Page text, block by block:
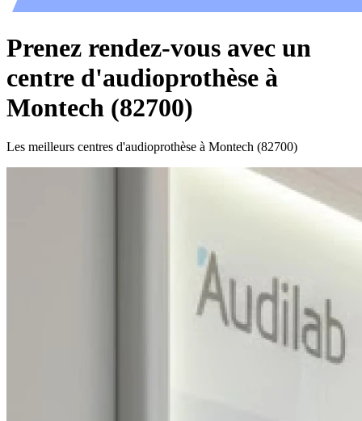
Prenez rendez-vous avec un
centre d'audioprothèse à
Montech (82700)
Les meilleurs centres d'audioprothèse à Montech (82700)